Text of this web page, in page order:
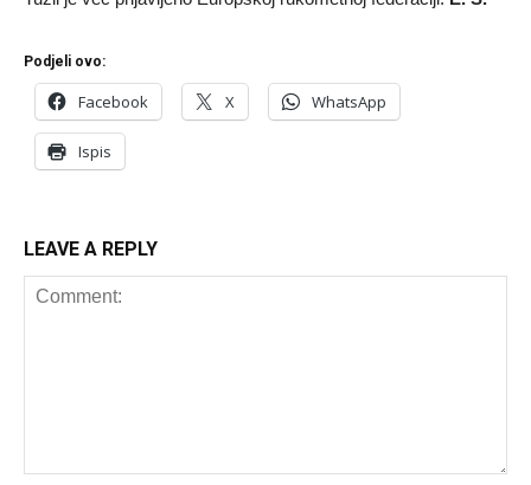
Podjeli ovo:
Facebook X WhatsApp
Ispis
LEAVE A REPLY